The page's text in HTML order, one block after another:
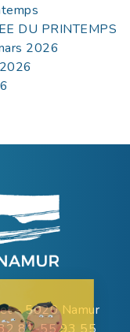
DU PRINTEMPS
2026
- 5020 Namur